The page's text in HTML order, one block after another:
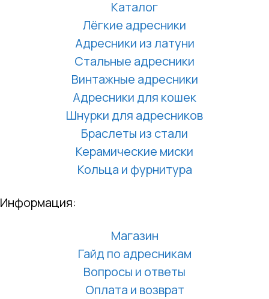
Каталог
Лёгкие адресники
Адресники из латуни
Стальные адресники
Винтажные адресники
Адресники для кошек
Шнурки для адресников
Браслеты из стали
Керамические миски
Кольца и фурнитура
Информация:
Магазин
Гайд по адресникам
Вопросы и ответы
Оплата и возврат